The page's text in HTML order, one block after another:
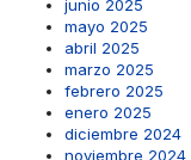
junio 2025
mayo 2025
abril 2025
marzo 2025
febrero 2025
enero 2025
diciembre 2024
noviembre 2024